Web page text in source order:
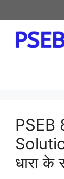
to
content
PSEB
धारा के